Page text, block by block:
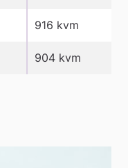
916 kvm
904 kvm